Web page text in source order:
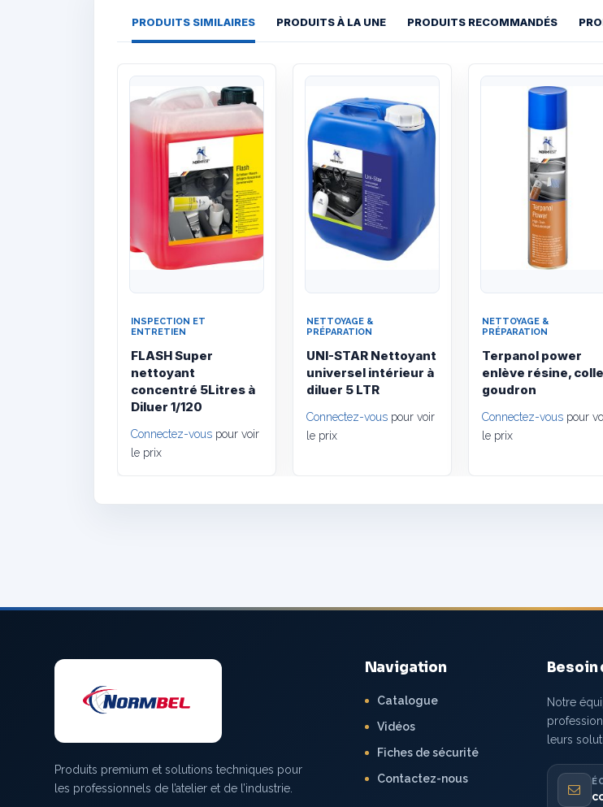
PRODUITS SIMILAIRES PRODUITS À LA UNE PRODUITS RECOMMANDÉS
INSPECTION ET
ENTRETIEN
FLASH Super
nettoyant
concentré 5Litres à
Diluer 1/120
Connectez-vous pour voir
le prix
NETTOYAGE &
PRÉPARATION
UNI-STAR Nettoyant
universel intérieur à
diluer 5 LTR
Connectez-vous pour voir
le prix
NETTOYAGE &
PRÉPARATION
Terpanol power
enlève résine,
goudron
Connectez-vous pour
le prix
Produits premium et solutions techniques pour
les professionnels de l’atelier et de l’industrie.
Navigation
Catalogue
Vidéos
Fiches de sécurité
Contactez-nous
Besoin
Notre
leurs